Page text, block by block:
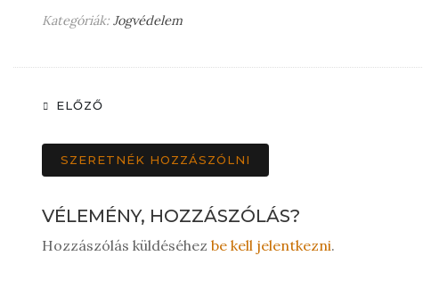
Kategóriák: Jogvédelem
ELŐZŐ
SZERETNÉK HOZZÁSZÓLNI
VÉLEMÉNY, HOZZÁSZÓLÁS?
Hozzászólás küldéséhez be kell jelentkezni.